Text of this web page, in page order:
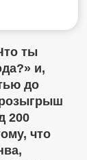
ты
и,
до
200
что